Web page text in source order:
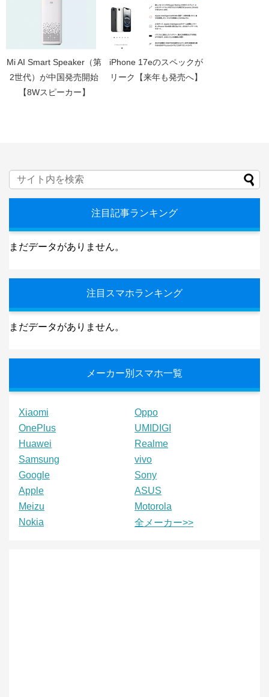
Mi AI Smart Speaker（第
2世代）が中国発売開始
【8Wスピーカー】
iPhone 17eのスペックが
リーク【来年も発売へ】
注目記事ランキング
まだデータがありません。
注目スマホランキング
まだデータがありません。
メーカー別スマホ一覧
Xiaomi
Oppo
OnePlus
UMIDIGI
Huawei
Realme
Samsung
vivo
Google
Sony
Apple
ASUS
Meizu
Motorola
Nokia
全メーカー>>